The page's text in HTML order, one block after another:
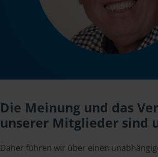
Die Meinung und das
unserer Mitglieder sind
Daher führen wir über einen